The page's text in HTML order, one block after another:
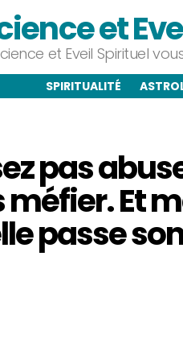
et
et Eveil Spirituel
SPIRITUALITÉ
pas
Et
passe